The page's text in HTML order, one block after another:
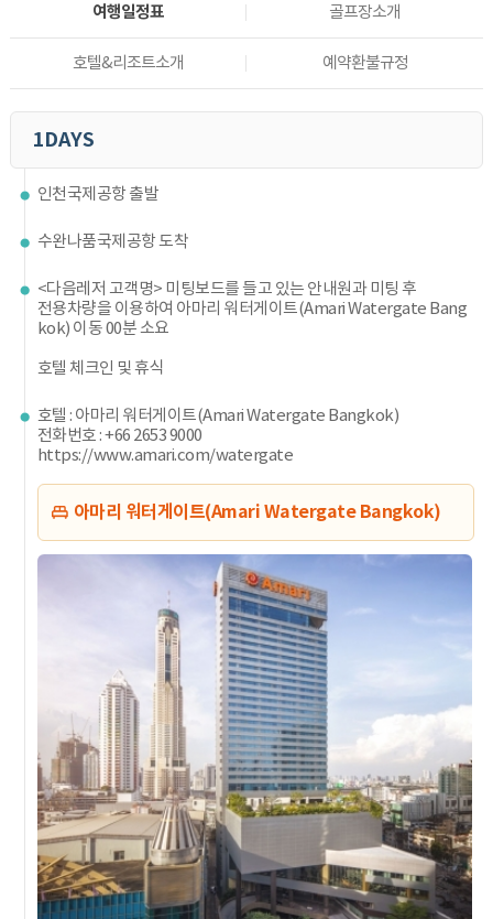
여행일정표 골프장소개
호텔&리조트소개 예약환불규정
1DAYS
인천국제공항 출발
수완나품국제공항 도착
<다음레저 고객명> 미팅보드를 들고 있는 안내원과 미팅 후
전용차량을 이용하여 아마리 워터게이트(Amari Watergate Bang
kok) 이동 00분 소요
호텔 체크인 및 휴식
호텔 : 아마리 워터게이트(Amari Watergate Bangkok)
전화번호 : +66 2653 9000
https://www.amari.com/watergate
아마리 워터게이트(Amari Watergate Bangkok)